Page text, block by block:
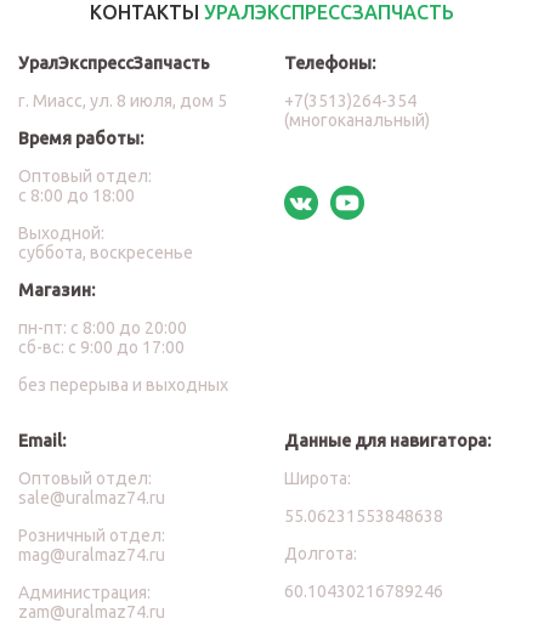
КОНТАКТЫ УРАЛЭКСПРЕССЗАПЧАСТЬ
УралЭкспрессЗапчасть
г. Миасс, ул. 8 июля, дом 5
Время работы:
Оптовый отдел:
с 8:00 до 18:00
Выходной:
суббота, воскресенье
Магазин:
пн-пт: с 8:00 до 20:00
сб-вс: с 9:00 до 17:00
без перерыва и выходных
Телефоны:
+7(3513)264-354
(многоканальный)
Email:
Оптовый отдел:
sale@uralmaz74.ru
Розничный отдел:
mag@uralmaz74.ru
Администрация:
zam@uralmaz74.ru
Данные для навигатора:
Широта:
55.06231553848638
Долгота:
60.10430216789246